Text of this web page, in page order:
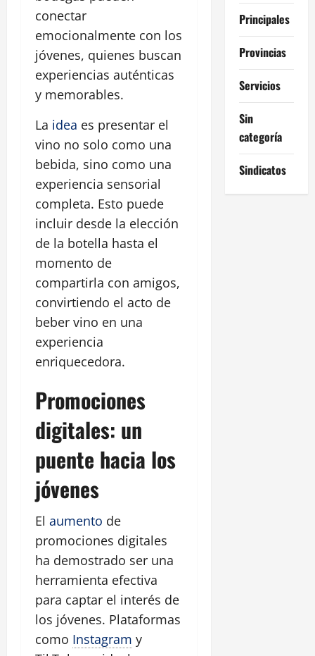
conectar
emocionalmente con los
jóvenes, quienes buscan
experiencias auténticas
y memorables.
La idea es presentar el
vino no solo como una
bebida, sino como una
experiencia sensorial
completa. Esto puede
incluir desde la elección
de la botella hasta el
momento de
compartirla con amigos,
convirtiendo el acto de
beber vino en una
experiencia
enriquecedora.
Promociones
digitales: un
puente hacia los
jóvenes
El aumento de
promociones digitales
ha demostrado ser una
herramienta efectiva
para captar el interés de
los jóvenes. Plataformas
como Instagram y
Principales
Provincias
Servicios
Sin
categoría
Sindicatos